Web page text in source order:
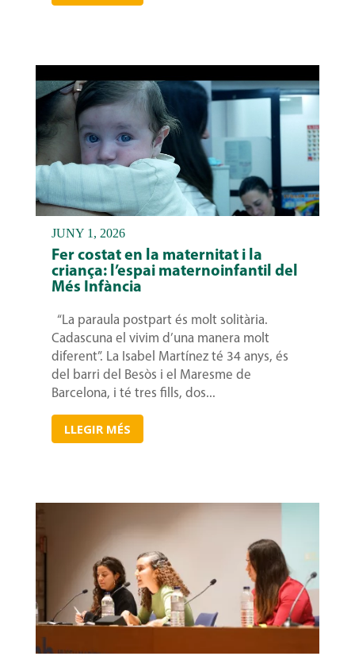
Fer costat en la maternitat i la
criança: l’espai maternoinfantil del
Més Infància
“La paraula postpart és molt solitària.
Cadascuna el vivim d’una manera molt
diferent”. La Isabel Martínez té 34 anys, és
del barri del Besòs i el Maresme de
Barcelona, i té tres fills, dos...
LLEGIR MÉS
JUNY 1, 2026